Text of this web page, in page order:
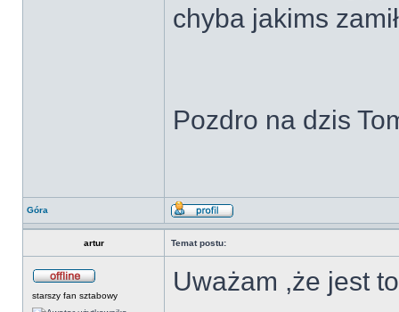
chyba jakims
Pozdro na dzis
Góra
artur Temat postu:
starszy fan sztabowy Uważam ,że jest